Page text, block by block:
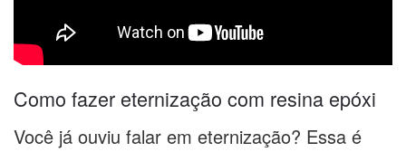
Como fazer eternização com resina epóxi
Você já ouviu falar em eternização? Essa é